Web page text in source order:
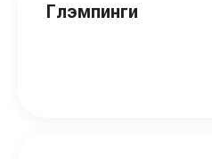
Глэмпинги